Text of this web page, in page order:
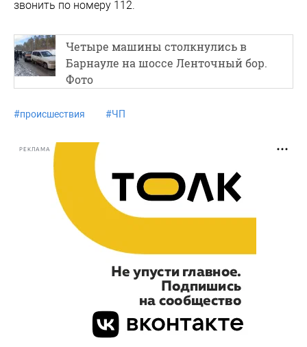
звонить по номеру 112.
Четыре машины столкнулись в
Барнауле на шоссе Ленточный бор.
Фото
#происшествия #ЧП
РЕКЛАМА